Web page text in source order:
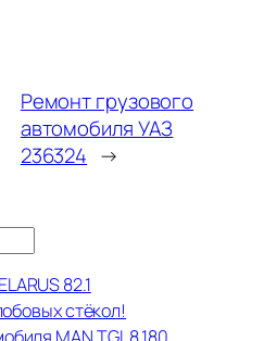
Ремонт грузового
автомобиля УАЗ
236324 →
82.1
стёкол!